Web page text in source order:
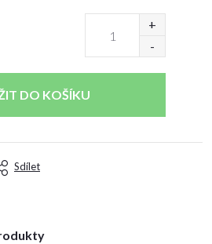
DO KOŠÍKU
Sdílet